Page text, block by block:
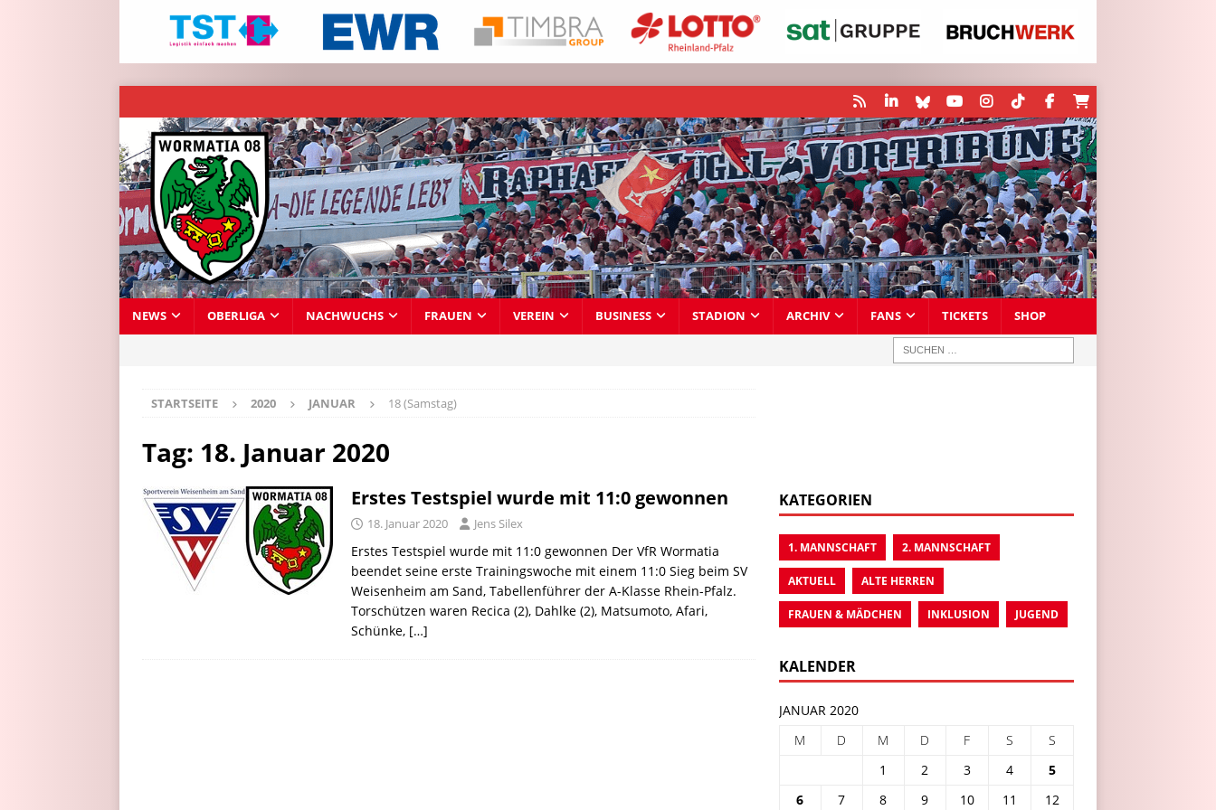
NEWS OBERLIGA NACHWUCHS FRAUEN VEREIN BUSINESS STADION ARCHIV FANS TICKETS SHOP
STARTSEITE 2020 JANUAR 18 (Samstag)
Tag: 18. Januar 2020
Erstes Testspiel wurde mit 11:0 gewonnen
18. Januar 2020 Jens Silex
Erstes Testspiel wurde mit 11:0 gewonnen Der VfR Wormatia
beendet seine erste Trainingswoche mit einem 11:0 Sieg beim SV
Weisenheim am Sand, Tabellenführer der A-Klasse Rhein-Pfalz.
Torschützen waren Recica (2), Dahlke (2), Matsumoto, Afari,
Schünke, […]
KATEGORIEN
1. MANNSCHAFT 2. MANNSCHAFT
AKTUELL ALTE HERREN
FRAUEN & MÄDCHEN INKLUSION JUGEND
KALENDER
JANUAR 2020
M
D M D F S
S
1
2 3 4
5
6
7 8 9 10 11 12